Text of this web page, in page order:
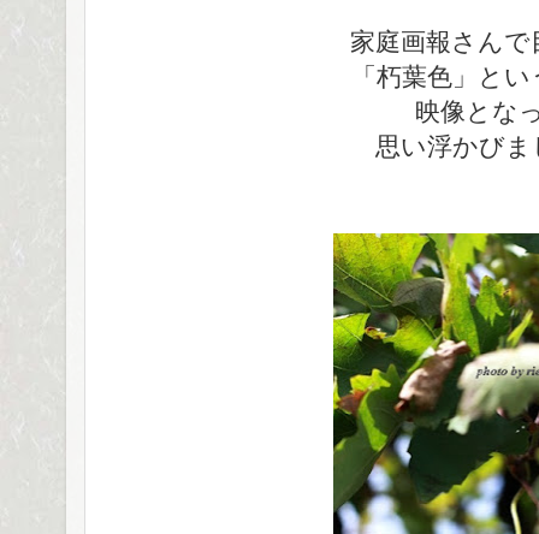
家庭画報さん
「朽葉色」と
映像とな
思い浮かびま